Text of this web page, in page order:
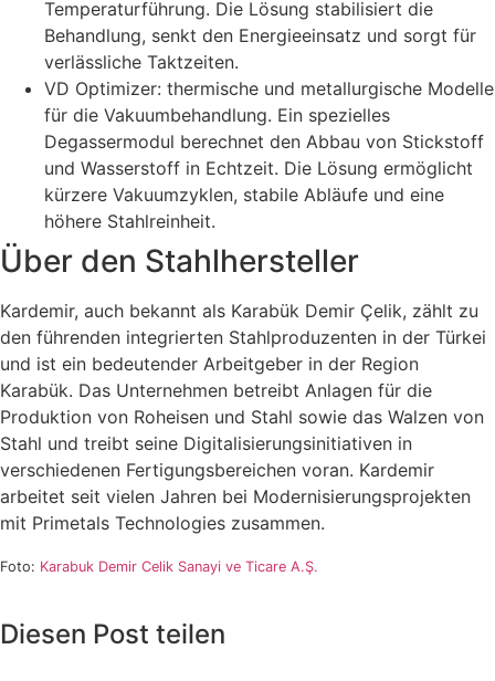
Temperaturführung. Die Lösung stabilisiert die
Behandlung, senkt den Energieeinsatz und sorgt für
verlässliche Taktzeiten.
VD Optimizer: thermische und metallurgische Modelle
für die Vakuumbehandlung. Ein spezielles
Degassermodul berechnet den Abbau von Stickstoff
und Wasserstoff in Echtzeit. Die Lösung ermöglicht
kürzere Vakuumzyklen, stabile Abläufe und eine
höhere Stahlreinheit.
Über den Stahlhersteller
Kardemir, auch bekannt als Karabük Demir Çelik, zählt zu
den führenden integrierten Stahlproduzenten in der Türkei
und ist ein bedeutender Arbeitgeber in der Region
Karabük. Das Unternehmen betreibt Anlagen für die
Produktion von Roheisen und Stahl sowie das Walzen von
Stahl und treibt seine Digitalisierungsinitiativen in
verschiedenen Fertigungsbereichen voran. Kardemir
arbeitet seit vielen Jahren bei Modernisierungsprojekten
mit Primetals Technologies zusammen.
Foto: Karabuk Demir Celik Sanayi ve Ticare A.Ş.
Diesen Post teilen